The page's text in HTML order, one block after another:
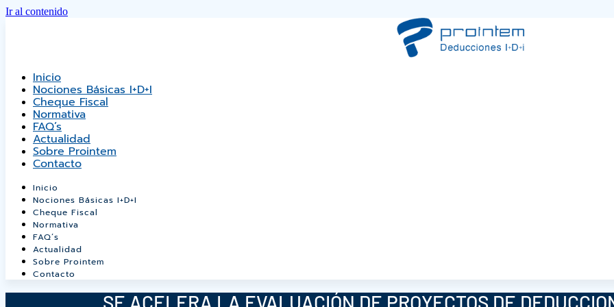
Ir al contenido
Inicio
Nociones Básicas I+D+i
Cheque Fiscal
Normativa
FAQ’s
Actualidad
Sobre Prointem
Contacto
Inicio
Nociones Básicas I+D+i
Cheque Fiscal
Normativa
FAQ’s
Actualidad
Sobre Prointem
Contacto
SE ACELERA LA EVALUACIÓN DE PROYECTOS DE